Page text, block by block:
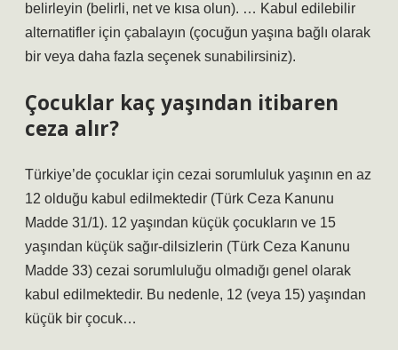
belirleyin (belirli, net ve kısa olun). … Kabul edilebilir
alternatifler için çabalayın (çocuğun yaşına bağlı olarak
bir veya daha fazla seçenek sunabilirsiniz).
Çocuklar kaç yaşından itibaren
ceza alır?
Türkiye’de çocuklar için cezai sorumluluk yaşının en az
12 olduğu kabul edilmektedir (Türk Ceza Kanunu
Madde 31/1). 12 yaşından küçük çocukların ve 15
yaşından küçük sağır-dilsizlerin (Türk Ceza Kanunu
Madde 33) cezai sorumluluğu olmadığı genel olarak
kabul edilmektedir. Bu nedenle, 12 (veya 15) yaşından
küçük bir çocuk…